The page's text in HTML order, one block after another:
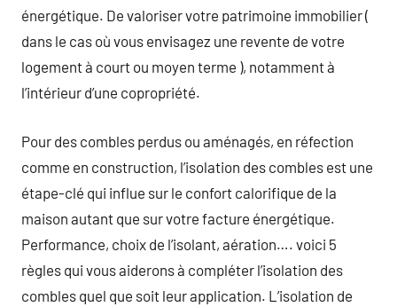
énergétique. De valoriser votre patrimoine immobilier (
dans le cas où vous envisagez une revente de votre
logement à court ou moyen terme ), notamment à
l’intérieur d’une copropriété.
Pour des combles perdus ou aménagés, en réfection
comme en construction, l’isolation des combles est une
étape-clé qui influe sur le confort calorifique de la
maison autant que sur votre facture énergétique.
Performance, choix de l’isolant, aération…. voici 5
règles qui vous aiderons à compléter l’isolation des
combles quel que soit leur application. L’isolation de